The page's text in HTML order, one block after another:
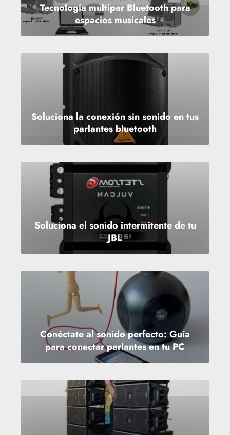
Tecnología multipar Bluetooth para
espacios musicales
Soluciona la conexión sin sonido en tus
parlantes bluetooth
Soluciona el sonido intermitente de tu
JBL
Conéctate al sonido perfecto: Guía
para conectar parlantes en tu PC